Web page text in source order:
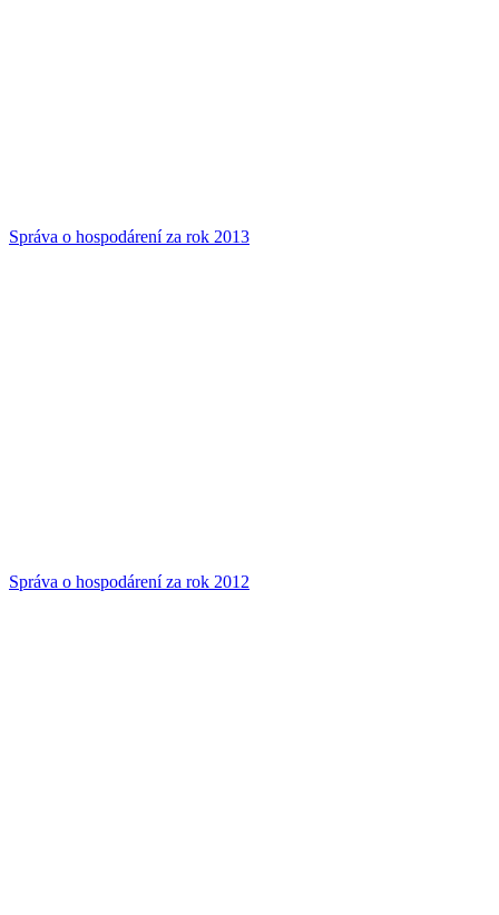
Správa o hospodárení za rok 2013
Správa o hospodárení za rok 2012